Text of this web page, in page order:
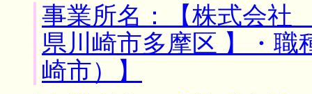
事業所名：【株式会
県川崎市多摩区 】・職
崎市）】